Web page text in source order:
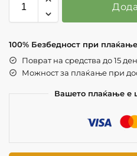
100% Безбедност при
Поврат на средства до 15
Можност за плаќање при
Вашето плаќање е